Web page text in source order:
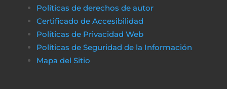
Políticas de derechos de autor
Certificado de Accesibilidad
Políticas de Privacidad Web
Políticas de Seguridad de la Información
Mapa del Sitio